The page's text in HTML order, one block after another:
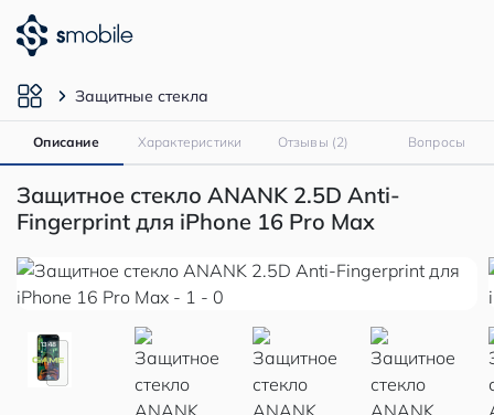
Защитные стекла
Описание Характеристики Отзывы (2) Вопросы
Защитное стекло ANANK 2.5D Anti-
Fingerprint для iPhone 16 Pro Max